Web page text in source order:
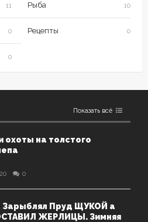
11 Рыба 10
0 Рецепты 0
0
Показать всё
охоты на толстого
0
Зарыблял Пруд ЩУКОЙ а
ЖЕРЛИЦЫ. Зимняя